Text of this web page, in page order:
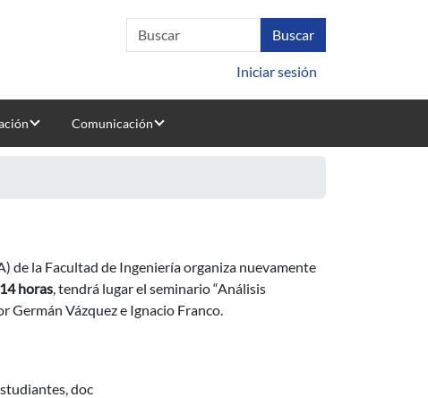
Iniciar sesión
Comunicación
confort eólico del proyecto "Médanos"
de la Facultad de Ingeniería organiza nuevamente
horas, tendrá lugar el seminario “Análisis
Germán Vázquez e Ignacio Franco.
doc